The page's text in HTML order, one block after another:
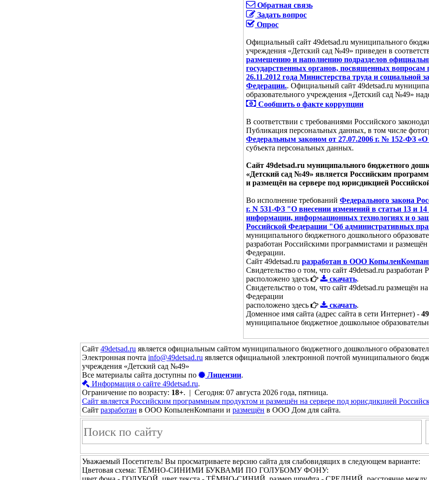
Обратная связь
Задать вопрос
Опрос
Официальный сайт 49detsad.ru муниципального
учреждения «Детский сад №49» приведен в
размещению и наполнению подразделов
государственных органов, посвященных вопросам
26.11.2012 года Министерства труда и социальной
Федерации.. Официальный сайт 49detsad.ru
образовательного учреждения «Детский сад №49»
Сообшить о факте коррупции
В соответствии с требованиями Российского
Публикация персональных данных, в том числе
Федеральным законом от 27.07.2006 г. № 152-ФЗ
субъекта персональных данных.
Сайт 49detsad.ru муниципального бюджетного
«Детский сад №49» является Российским
и размещён на сервере под юрисдикцией
Во исполнение требований Федерального закона
г. N 531-ФЗ "О внесении изменений в статьи 13 и
информации, информационных технологиях и о
Российской Федерации "Об административных
муниципального бюджетного дошкольного
разработан Российскими программистами и
Федерации.
Сайт 49detsad.ru разработан в ООО
Свидетельство о том, что сайт 49detsad.ru
расположено здесь
скачать.
Свидетельство о том, что сайт 49detsad.ru размещён
Федерации
расположено здесь
скачать.
Доменное имя сайта (адрес сайта в сети Интернет) -
муниципальное бюджетное дошкольное
Сайт 49detsad.ru является официальным сайтом муниципального бюджетного дошкольного
Электронная почта info@49detsad.ru является официальной электронной почтой муниципального
учреждения «Детский сад №49»
Все материалы сайта доступны по
Лицензии.
Информация о сайте 49detsad.ru.
Ограничение по возрасту: 18+. | Сегодня: 07 августа 2026 года, пятница.
Сайт является Российским программным продуктом и размещён на сервере под юрисдикцией
Сайт разработан в ООО КопыленКомпани и размещён в ООО Дом для сайта.
Уважаемый Посетитель! Вы просматриваете версию сайта для слабовидящих в следующем варианте:
Цветовая схема: ТЁМНО-СИНИМИ БУКВАМИ ПО ГОЛУБОМУ ФОНУ: